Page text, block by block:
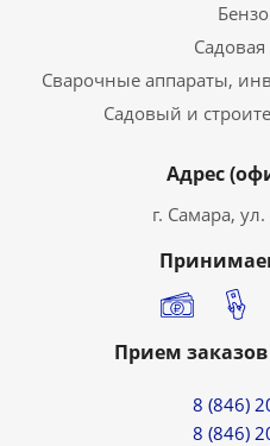
Садовая
Сварочные аппараты,
Садовый и
Адрес
г. Самара,
Прием
8 (846)
8 (846)